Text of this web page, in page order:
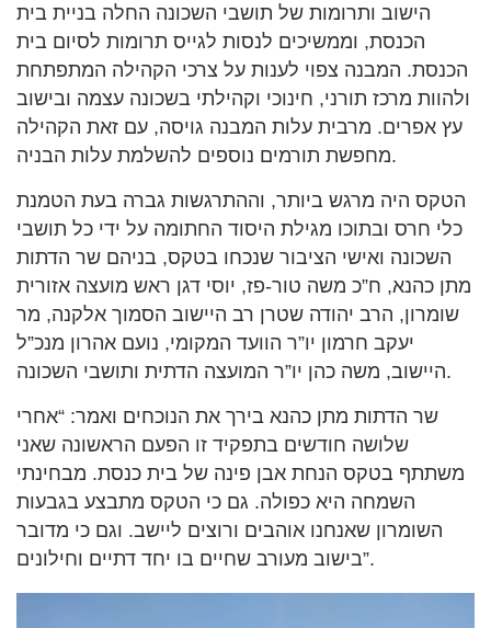
הישוב ותרומות של תושבי השכונה החלה בניית בית
הכנסת, וממשיכים לנסות לגייס תרומות לסיום בית
הכנסת. המבנה צפוי לענות על צרכי הקהילה המתפתחת
ולהוות מרכז תורני, חינוכי וקהילתי בשכונה עצמה ובישוב
עץ אפרים. מרבית עלות המבנה גויסה, עם זאת הקהילה
מחפשת תורמים נוספים להשלמת עלות הבניה.
הטקס היה מרגש ביותר, וההתרגשות גברה בעת הטמנת
כלי חרס ובתוכו מגילת היסוד החתומה על ידי כל תושבי
השכונה ואישי הציבור שנכחו בטקס, בניהם שר הדתות
מתן כהנא, ח”כ משה טור-פז, יוסי דגן ראש מועצה אזורית
שומרון, הרב יהודה שטרן רב היישוב הסמוך אלקנה, מר
יעקב חרמון יו”ר הוועד המקומי, נועם אהרון מנכ”ל
היישוב, משה כהן יו”ר המועצה הדתית ותושבי השכונה.
שר הדתות מתן כהנא בירך את הנוכחים ואמר: “אחרי
שלושה חודשים בתפקיד זו הפעם הראשונה שאני
משתתף בטקס הנחת אבן פינה של בית כנסת. מבחינתי
השמחה היא כפולה. גם כי הטקס מתבצע בגבעות
השומרון שאנחנו אוהבים ורוצים ליישב. וגם כי מדובר
בישוב מעורב שחיים בו יחד דתיים וחילונים”.